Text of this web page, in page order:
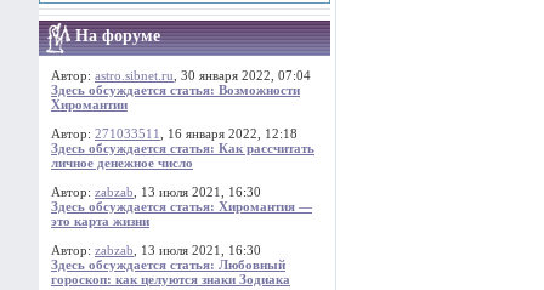
На форуме
Автор: astro.sibnet.ru , 30 января 2022, 07:04
Здесь обсуждается статья: Возможности
Хиромантии
Автор: 271033511
, 16 января 2022, 12:18
Здесь обсуждается статья: Как рассчитать
личное денежное число
Автор: zabzab , 13 июля 2021, 16:30
Здесь обсуждается статья: Хиромантия —
это карта жизни
Автор: zabzab , 13 июля 2021, 16:30
Здесь обсуждается статья: Любовный
гороскоп: как целуются знаки Зодиака